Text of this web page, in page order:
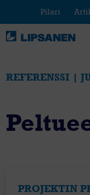
content
Pilari
REFERENSSI |
PROJEKTIN